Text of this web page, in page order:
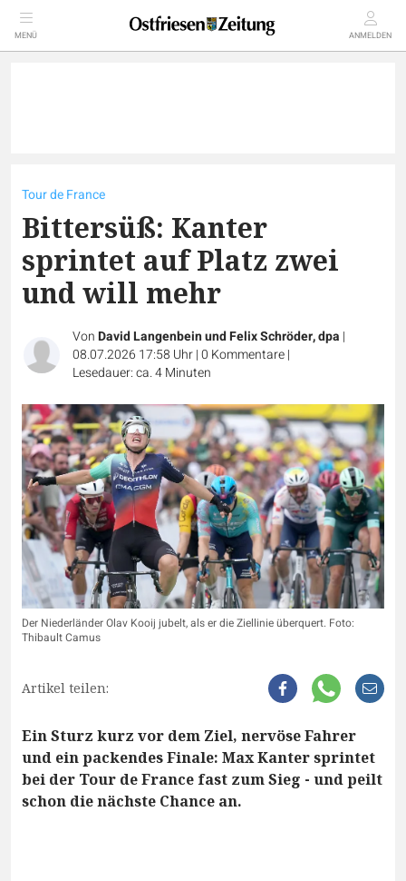
MENÜ ANMELDEN
Tour de France
Bittersüß: Kanter
sprintet auf Platz zwei
und will mehr
VonDavid Langenbein und Felix Schröder, dpa |
08.07.2026 17:58 Uhr|0 Kommentare|
Lesedauer: ca. 4 Minuten
Der Niederländer Olav Kooij jubelt, als er die Ziellinie überquert. Foto:
Thibault Camus
Artikel teilen:
Ein Sturz kurz vor dem Ziel, nervöse Fahrer
und ein packendes Finale: Max Kanter sprintet
bei der Tour de France fast zum Sieg - und peilt
schon die nächste Chance an.